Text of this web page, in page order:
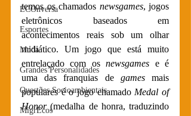
ECOnversa
Esportes
Moda
Grandes Personalidades
Questões Socioambientais
MigrEcos
temos os chamados newsgames, jogos
eletrônicos baseados em
acontecimentos reais sob um olhar
midiático. Um jogo que está muito
entrelaçado com os newsgames e é
uma das franquias de games mais
populares é o jogo chamado Medal of
Honor (medalha de honra, traduzindo